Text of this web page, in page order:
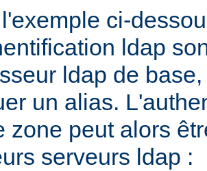
ci-
ldap
ldap de
un alias.
zone peut alors
serveurs ldap :